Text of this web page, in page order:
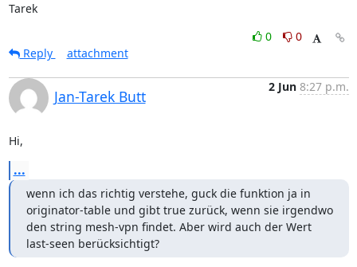
Tarek
0
0
Reply
attachment
Jan-Tarek Butt
2 Jun 8:27 p.m.
Hi,
...
wenn ich das richtig verstehe, guck die funktion ja in
originator-table und gibt true zurück, wenn sie irgendwo
den string mesh-vpn findet. Aber wird auch der Wert
last-seen berücksichtigt?